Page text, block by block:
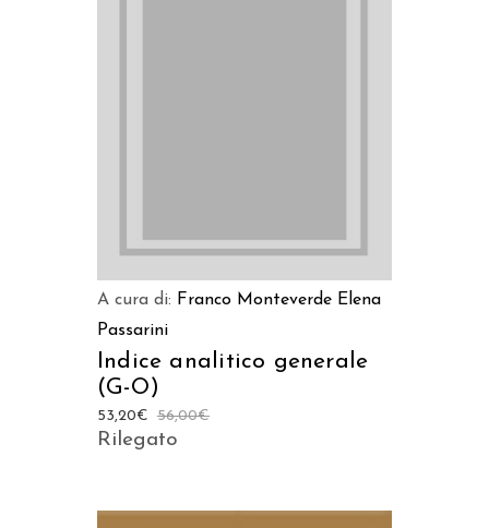
A cura di: Franco Monteverde Elena
Passarini
Indice analitico generale
(G-O)
56,00€
53,20€
Rilegato